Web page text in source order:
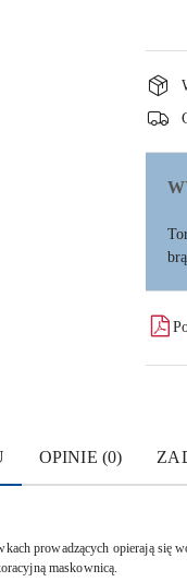
i
OPINIE (0)
prowadzących opierają się
maskownicą.